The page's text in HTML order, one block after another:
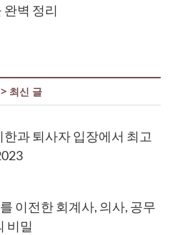
완벽 정리
최신 글
과 퇴사자 입장에서 최고
이전한 회계사, 의사, 공무
비밀